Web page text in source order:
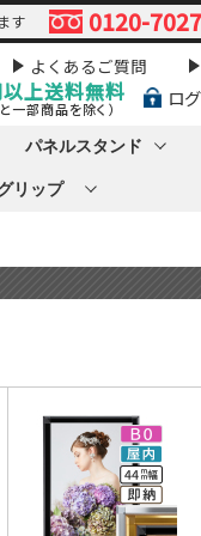
す 0120-
よくあるご質問
上送料無料
一部商品を除く） ロ
パネルスタンド
リップ